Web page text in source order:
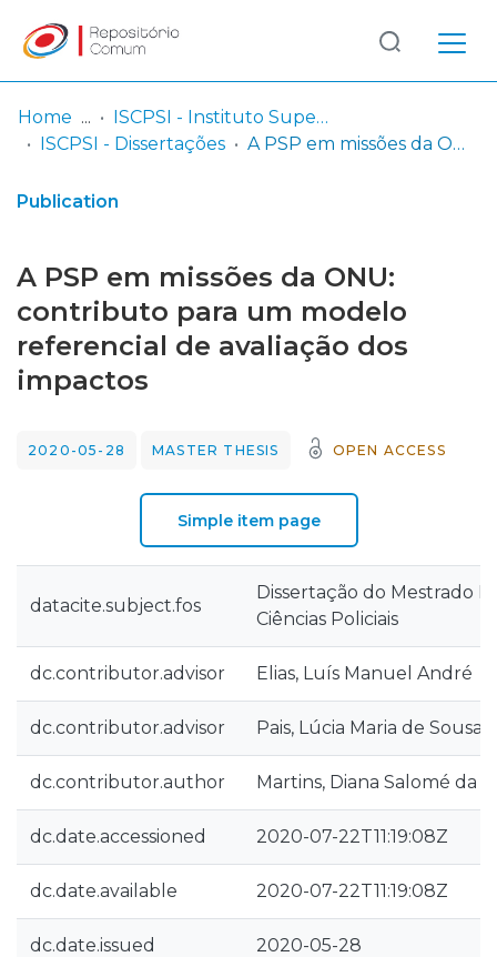
& Collections
Statistics
Log
In
(current)
Home
ISCPSI - Instituto Superior de Ciências Policiais e Segurança Interna
ISCPSI - Dissertações
A PSP em missões da ONU: contributo para um modelo referencial de avaliação dos impactos
Publication
A PSP em missões da ONU:
contributo para um modelo
referencial de avaliação dos
impactos
2020-05-28 MASTER THESIS OPEN ACCESS
Simple item page
datacite.subject.fos
Dissertação do Mestrado
Ciências Policiais
dc.contributor.advisor Elias, Luís Manuel André
dc.contributor.advisor Pais, Lúcia Maria de Sousa
dc.contributor.author Martins, Diana Salomé da
dc.date.accessioned 2020-07-22T11:19:08Z
dc.date.available 2020-07-22T11:19:08Z
dc.date.issued 2020-05-28